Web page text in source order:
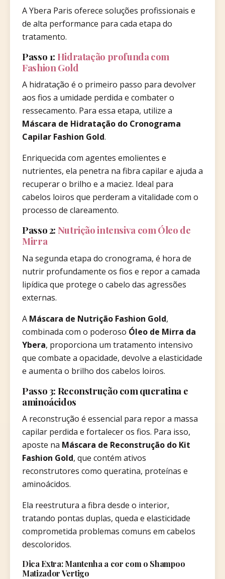
A Ybera Paris oferece soluções profissionais e
de alta performance para cada etapa do
tratamento.
Passo 1: Hidratação profunda com
Fashion Gold
A hidratação é o primeiro passo para devolver
aos fios a umidade perdida e combater o
ressecamento. Para essa etapa, utilize a
Máscara de Hidratação do Cronograma
Capilar Fashion Gold.
Enriquecida com agentes emolientes e
nutrientes, ela penetra na fibra capilar e ajuda a
recuperar o brilho e a maciez. Ideal para
cabelos loiros que perderam a vitalidade com o
processo de clareamento.
Passo 2: Nutrição intensiva com Óleo de
Mirra
Na segunda etapa do cronograma, é hora de
nutrir profundamente os fios e repor a camada
lipídica que protege o cabelo das agressões
externas.
A Máscara de Nutrição Fashion Gold,
combinada com o poderoso Óleo de Mirra da
Ybera, proporciona um tratamento intensivo
que combate a opacidade, devolve a elasticidade
e aumenta o brilho dos cabelos loiros.
Passo 3: Reconstrução com queratina e
aminoácidos
A reconstrução é essencial para repor a massa
capilar perdida e fortalecer os fios. Para isso,
aposte na Máscara de Reconstrução do Kit
Fashion Gold, que contém ativos
reconstrutores como queratina, proteínas e
aminoácidos.
Ela reestrutura a fibra desde o interior,
tratando pontas duplas, queda e elasticidade
comprometida problemas comuns em cabelos
descoloridos.
Dica Extra: Mantenha a cor com o Shampoo
Matizador Vertigo